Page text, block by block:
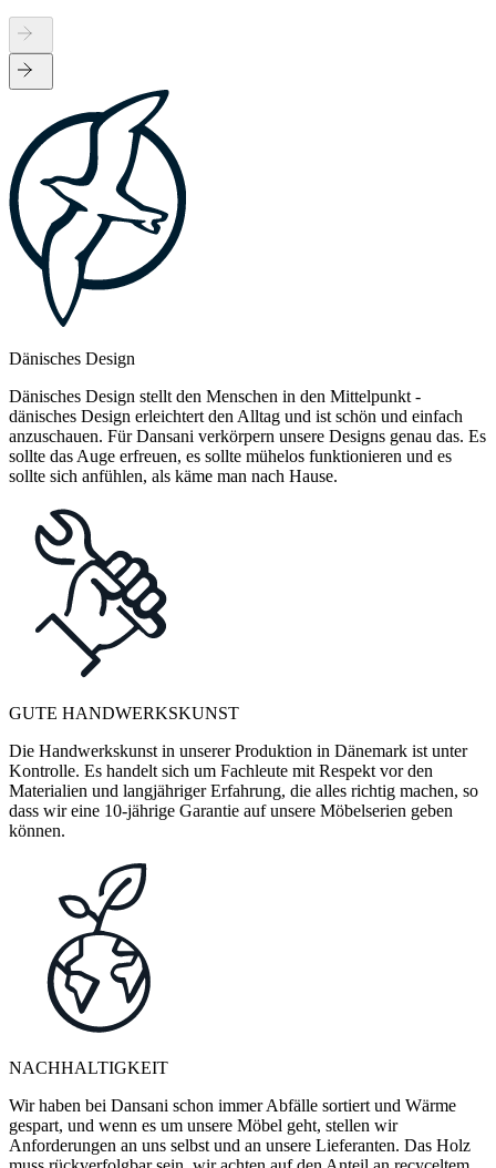
Dänisches Design
Dänisches Design stellt den Menschen in den Mittelpunkt -
dänisches Design erleichtert den Alltag und ist schön und einfach
anzuschauen. Für Dansani verkörpern unsere Designs genau das. Es
sollte das Auge erfreuen, es sollte mühelos funktionieren und es
sollte sich anfühlen, als käme man nach Hause.
GUTE HANDWERKSKUNST
Die Handwerkskunst in unserer Produktion in Dänemark ist unter
Kontrolle. Es handelt sich um Fachleute mit Respekt vor den
Materialien und langjähriger Erfahrung, die alles richtig machen, so
dass wir eine 10-jährige Garantie auf unsere Möbelserien geben
können.
NACHHALTIGKEIT
Wir haben bei Dansani schon immer Abfälle sortiert und Wärme
gespart, und wenn es um unsere Möbel geht, stellen wir
Anforderungen an uns selbst und an unsere Lieferanten. Das Holz